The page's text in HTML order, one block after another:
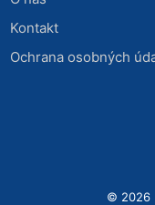
Kontakt
Ochrana osobných
© 2026